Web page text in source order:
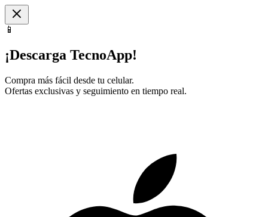
📱
¡Descarga TecnoApp!
Compra más fácil desde tu celular.
Ofertas exclusivas y seguimiento en tiempo real.